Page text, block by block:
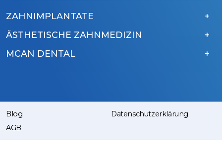
ZAHNIMPLANTATE
ÄSTHETISCHE ZAHNMEDIZIN
MCAN DENTAL
Blog
Datenschutzerklärung
AGB